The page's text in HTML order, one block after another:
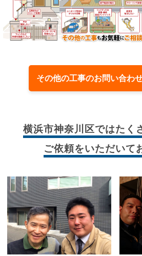
その他の工事のお問い合
横浜市神奈川区ではたく
ご依頼をいただいて